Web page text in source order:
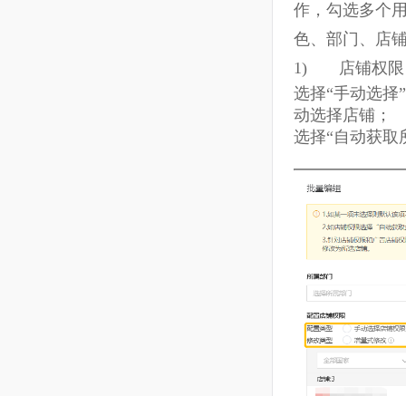
3、在用户
表中的启用
作，勾选多
色、部门、
1)
店铺
选择“手动
动选择店铺
选择“自动